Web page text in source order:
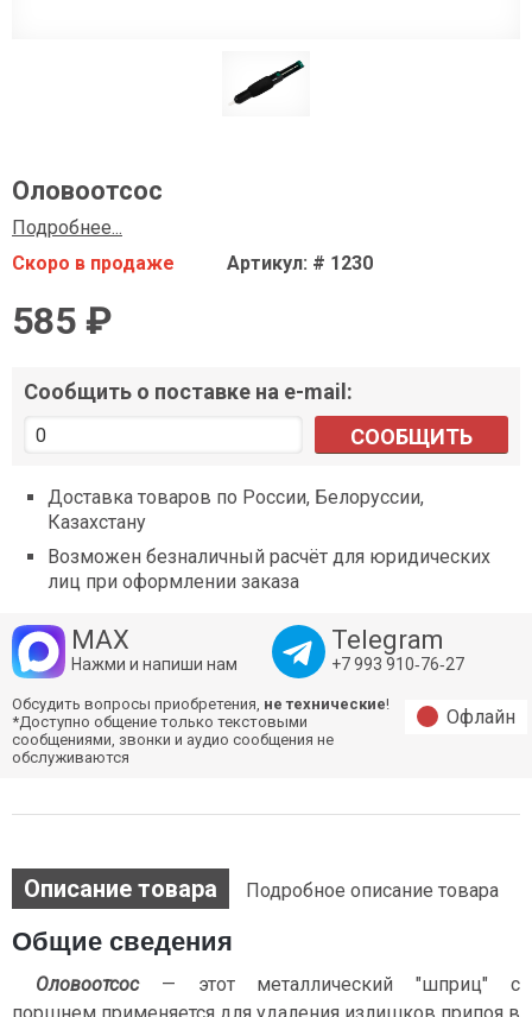
Оловоотсос
Подробнее...
Скоро в продаже
Артикул: # 1230
585 ₽
Сообщить о поставке на e-mail:
СООБЩИТЬ
Доставка товаров по России, Белоруссии,
Казахстану
Возможен безналичный расчёт для юридических
лиц при оформлении заказа
MAX
Нажми и напиши нам
Telegram
+7 993 910‑76‑27
Обсудить вопросы приобретения, не технические!
*Доступно общение только текстовыми
сообщениями, звонки и аудио сообщения не
обслуживаются
Офлайн
Описание товара Подробное описание товара
Общие сведения
Оловоотсос— этот металлический "шприц" с